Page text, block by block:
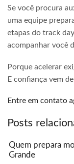
Se você procura
uma equipe
etapas do track
acompanhar você
Porque acelerar
E confiança vem
Entre em contato
Posts
Quem prepara
Grande